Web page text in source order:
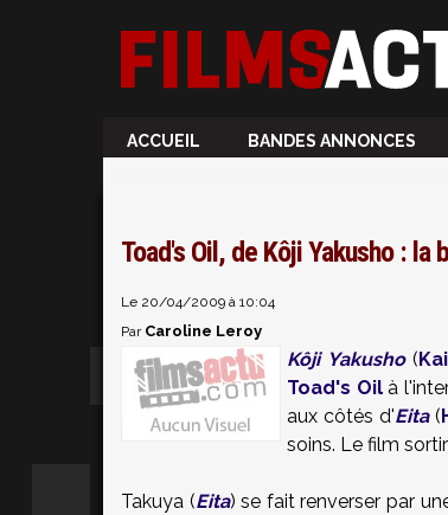
ACCUEIL BANDES ANNONCES
Toad's Oil, de Kôji Yakusho : la
Le 20/04/2009 à 10:04
Par Caroline Leroy
Kôji Yakusho(
Toad's Oilà
aux côtés d'Eita(
soins. Le film
Takuya (Eita) se fait renverser par